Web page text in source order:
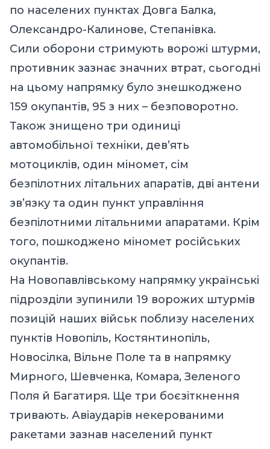
по населених пунктах Довга Балка,
Олександро-Калинове, Степанівка.
Сили оборони стримують ворожі штурми,
противник зазнає значних втрат, сьогодні
на цьому напрямку було знешкоджено
159 окупантів, 95 з них – безповоротно.
Також знищено три одиниці
автомобільної техніки, дев’ять
мотоциклів, один міномет, сім
безпілотних літальних апаратів, дві антени
зв’язку та один пункт управління
безпілотними літальними апаратами. Крім
того, пошкоджено міномет російських
окупантів.
На Новопавлівському напрямку українські
підрозділи зупинили 19 ворожих штурмів
позицій наших військ поблизу населених
пунктів Новопіль, Костянтинопіль,
Новосілка, Вільне Поле та в напрямку
Мирного, Шевченка, Комара, Зеленого
Поля й Багатиря. Ще три боєзіткнення
тривають. Авіаударів некерованими
ракетами зазнав населений пункт